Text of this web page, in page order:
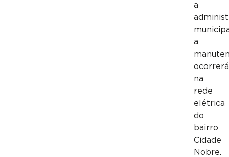
a
a
ocorrerá
na
rede
elétrica
do
bairro
Cidade
Nobre.